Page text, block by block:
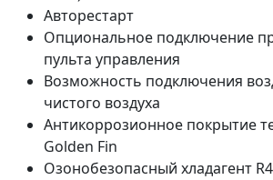
Авторестарт
Опциональное подключение
пульта управления
Возможность подключения
чистого воздуха
Антикоррозионное покрытие
Golden Fin
Озонобезопасный хладагент